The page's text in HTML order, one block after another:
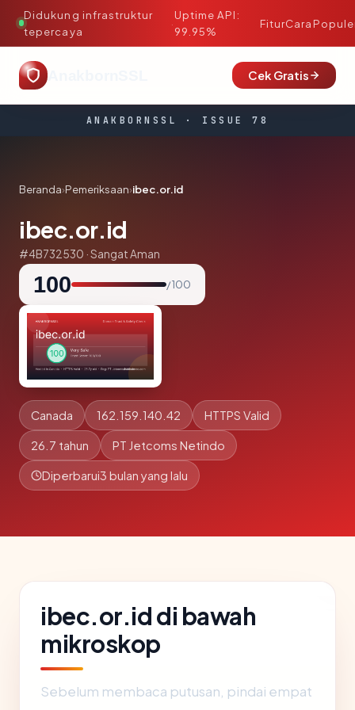
Didukung infrastruktur
tepercaya
·
Uptime API:
99.95%
FiturCara
Cek Gratis
ANAKBORNSSL · ISSUE 78
Beranda›Pemeriksaan›ibec.or.id
ibec.or.id
#4B732530 · Sangat Aman
100 / 100
Canada 162.159.140.42 HTTPS Valid
26.7 tahun PT Jetcoms Netindo
Diperbarui3 bulan yang lalu
ibec.or.id di bawah
mikroskop
Sebelum membaca putusan, pindai empat